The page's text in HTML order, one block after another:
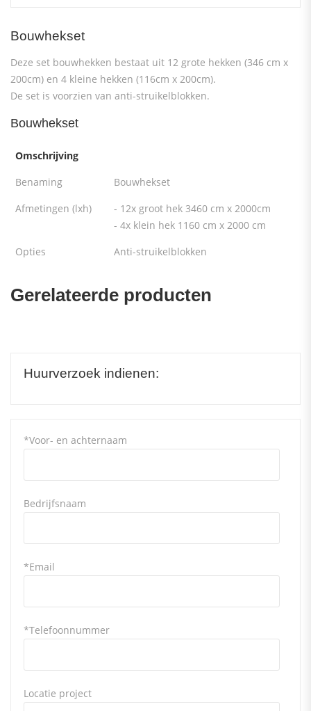
Bouwhekset
Deze set bouwhekken bestaat uit 12 grote hekken (346 cm x
200cm) en 4 kleine hekken (116cm x 200cm).
De set is voorzien van anti-struikelblokken.
Bouwhekset
Omschrijving
Benaming
Bouwhekset
Afmetingen (lxh)
- 12x groot hek 3460 cm x 2000cm
- 4x klein hek 1160 cm x 2000 cm
Opties
Anti-struikelblokken
Gerelateerde producten
Huurverzoek indienen:
*Voor- en achternaam
Bedrijfsnaam
*Email
*Telefoonnummer
Locatie project